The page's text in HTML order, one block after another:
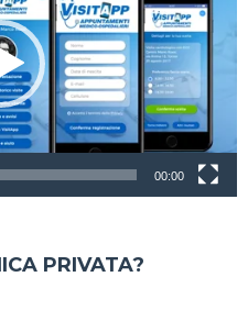
00:00
PRIVATA?